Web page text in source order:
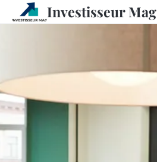
Investisseur Mag